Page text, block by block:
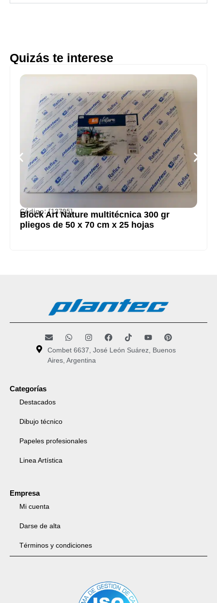
Quizás te interese
Código: [13795]
Block Art Nature multitécnica 300 gr
pliegos de 50 x 70 cm x 25 hojas
Combet 6637, José León Suárez, Buenos
Aires, Argentina
Categorías
Destacados
Dibujo técnico
Papeles profesionales
Linea Artística
Empresa
Mi cuenta
Darse de alta
Términos y condiciones